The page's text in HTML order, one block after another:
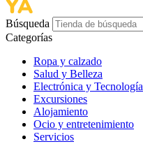
Búsqueda
Categorías
Ropa y calzado
Salud y Belleza
Electrónica y Tecnología
Excursiones
Alojamiento
Ocio y entretenimiento
Servicios